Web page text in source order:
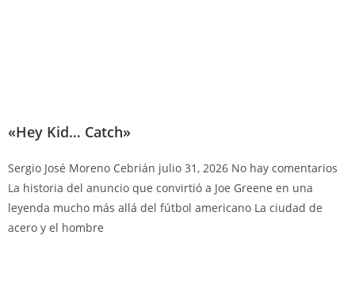
«Hey Kid… Catch»
Sergio José Moreno Cebrián julio 31, 2026 No hay comentarios
La historia del anuncio que convirtió a Joe Greene en una
leyenda mucho más allá del fútbol americano La ciudad de
acero y el hombre